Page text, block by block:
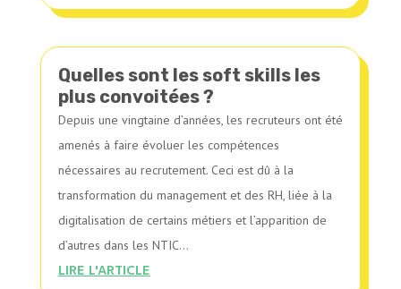
Quelles sont les soft skills les
plus convoitées ?
Depuis une vingtaine d’années, les recruteurs ont été
amenés à faire évoluer les compétences
nécessaires au recrutement. Ceci est dû à la
transformation du management et des RH, liée à la
digitalisation de certains métiers et l’apparition de
d’autres dans les NTIC...
LIRE L'ARTICLE